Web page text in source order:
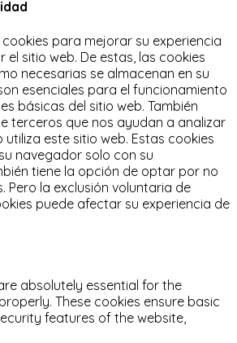
para mejorar su experiencia
el sitio web. De estas, las cookies
necesarias se almacenan en su
esenciales para el funcionamiento
básicas del sitio web. También
terceros que nos ayudan a analizar
este sitio web. Estas cookies
navegador solo con su
tiene la opción de optar por no
Pero la exclusión voluntaria de
puede afectar su experiencia de
absolutely essential for the
These cookies ensure basic
features of the website,